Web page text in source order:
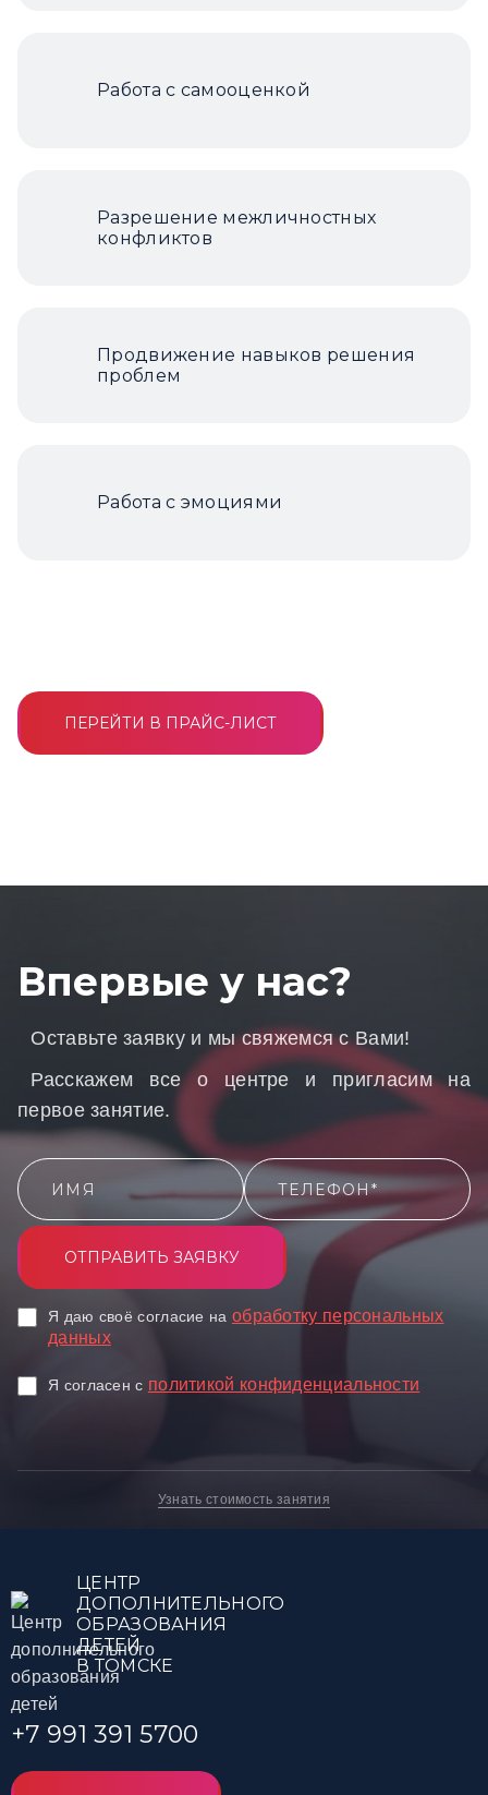
Работа с самооценкой
Разрешение межличностных
конфликтов
Продвижение навыков решения
проблем
Работа с эмоциями
ПЕРЕЙТИ В ПРАЙС-ЛИСТ
Впервые у нас?
Оставьте заявку и мы свяжемся с Вами!
Расскажем все о центре и пригласим на
первое занятие.
ОТПРАВИТЬ ЗАЯВКУ
Я даю своё согласие на обработку персональных
данных
Я согласен c политикой конфиденциальности
Узнать стоимость занятия
ЦЕНТР
ДОПОЛНИТЕЛЬНОГО
ОБРАЗОВАНИЯ
ДЕТЕЙ
В ТОМСКЕ
+7 991 391 5700